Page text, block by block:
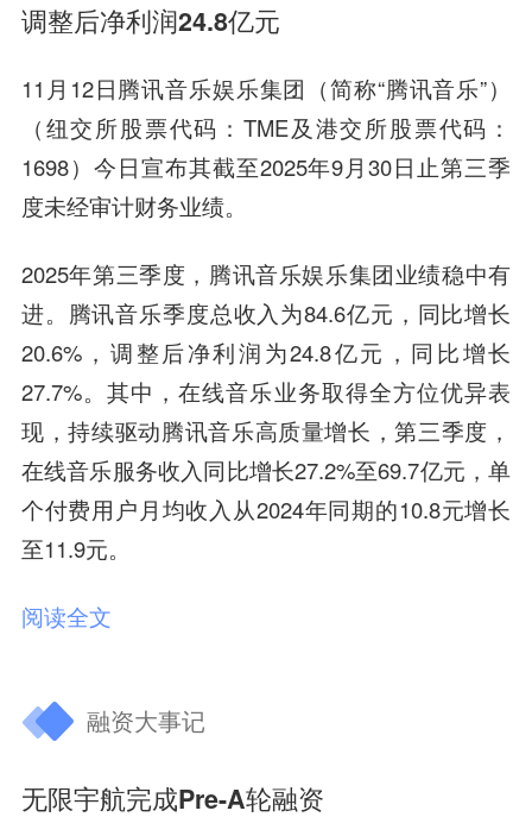
调整后净利润24.8亿元
11月12日腾讯音乐娱乐集团（简称“腾讯音乐”）
（纽交所股票代码：TME及港交所股票代码：
1698）今日宣布其截至2025年9月30日止第三季
度未经审计财务业绩。
2025年第三季度，腾讯音乐娱乐集团业绩稳中有
进。腾讯音乐季度总收入为84.6亿元，同比增长
20.6%，调整后净利润为24.8亿元，同比增长
27.7%。其中，在线音乐业务取得全方位优异表
现，持续驱动腾讯音乐高质量增长，第三季度，
在线音乐服务收入同比增长27.2%至69.7亿元，单
个付费用户月均收入从2024年同期的10.8元增长
至11.9元。
阅读全文
融资大事记
无限宇航完成Pre-A轮融资